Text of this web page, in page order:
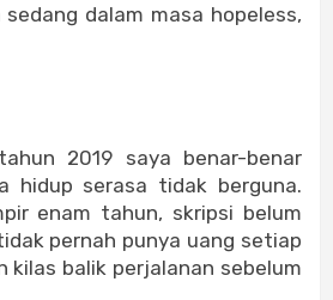
dalam masa hopeless,
2019 saya benar-benar
hidup serasa tidak berguna.
enam tahun, skripsi belum
pernah punya uang setiap
kilas balik perjalanan sebelum